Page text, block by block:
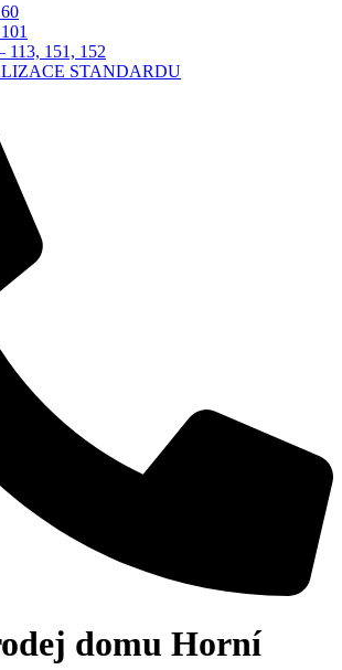
113, 151, 152
STANDARDU
domu Horní